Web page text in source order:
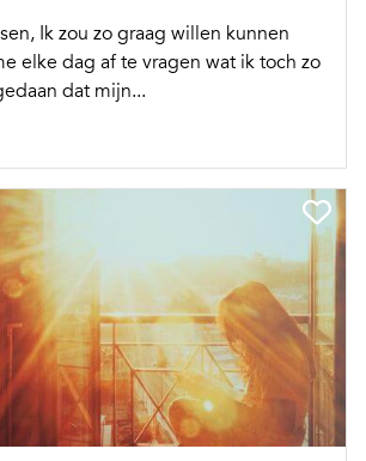
Ik zou zo graag willen kunnen
elke dag af te vragen wat ik toch zo
dat mijn...